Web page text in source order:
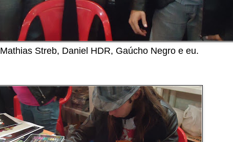
Mathias Streb, Daniel HDR, Gaúcho Negro e eu.